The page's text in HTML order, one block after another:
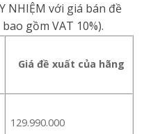
NHIỆM với giá bán đề
gồm VAT 10%).
Giá đề xuất của hãng
129.990.000